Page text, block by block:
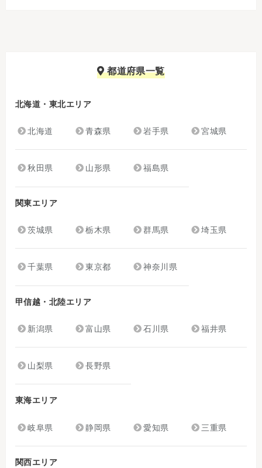
都道府県一覧
北海道・東北エリア
北海道 青森県 岩手県 宮城県
秋田県 山形県 福島県
関東エリア
茨城県 栃木県 群馬県 埼玉県
千葉県 東京都 神奈川県
甲信越・北陸エリア
新潟県 富山県 石川県 福井県
山梨県 長野県
東海エリア
岐阜県 静岡県 愛知県 三重県
関西エリア